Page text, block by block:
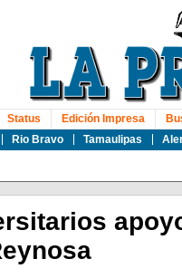
Rio Bravo Tamaulipas
Status Edición Impresa